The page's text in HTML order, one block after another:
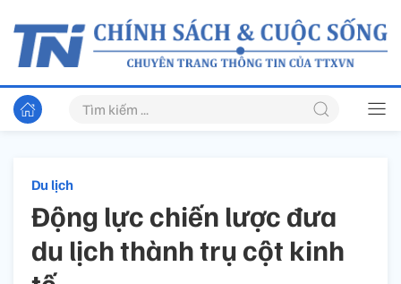
Du lịch
Động lực chiến lược đưa
du lịch thành trụ cột kinh